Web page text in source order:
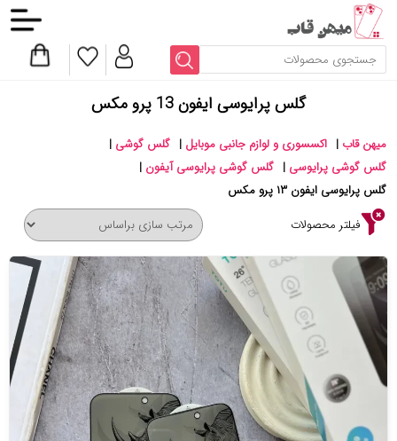
گلس پرایوسی ایفون 13 پرو مکس
میهن قاب | اکسسوری و لوازم جانبی موبایل | گلس گوشی |
گلس گوشی پرایوسی | گلس گوشی پرایوسی آیفون |
گلس پرایوسی ایفون ۱۳ پرو مکس
فیلتر محصولات